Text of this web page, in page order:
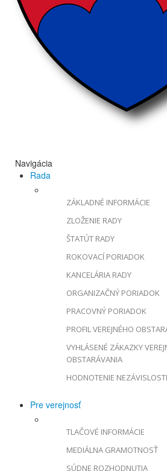
Navigácia
Rada
ZÁKLADNÉ INFORMÁCIE
ZLOŽENIE RADY
ŠTATÚT RADY
ROKOVACÍ PORIADOK
KANCELÁRIA RADY
ORGANIZAČNÝ PORIADOK
PRACOVNÝ PORIADOK
PROFIL VEREJNÉHO
VYHLÁSENÉ ZÁKAZKY
OBSTARÁVANIA
HODNOTENIE
Pre verejnosť
TLAČOVÉ INFORMÁCIE
MEDIÁLNA GRAMOTNOSŤ
SÚDNE ROZHODNUTIA